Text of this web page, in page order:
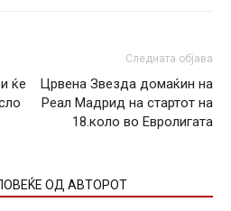
ќе
Следната објава
Црвена Звезда домаќин на
Реал Мадрид на стартот на
18.коло во Евролигата
ОД АВТОРОТ